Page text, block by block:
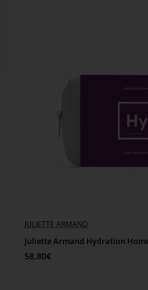
JULIETTE ARMAND
Juliette Armand Hydration
58,80€